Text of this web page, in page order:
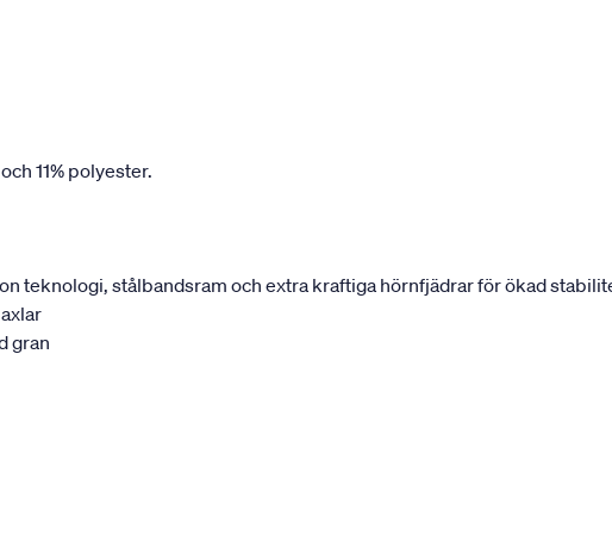
11% polyester.
teknologi, stålbandsram och extra kraftiga hörnfjädrar för ökad
gran